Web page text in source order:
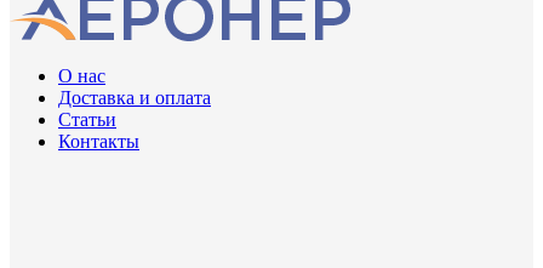
О нас
Доставка и оплата
Статьи
Контакты